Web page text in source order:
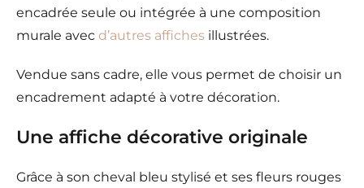
encadrée seule ou intégrée à une composition
murale avec d’autres affiches illustrées.
Vendue sans cadre, elle vous permet de choisir un
encadrement adapté à votre décoration.
Une affiche décorative originale
Grâce à son cheval bleu stylisé et ses fleurs rouges